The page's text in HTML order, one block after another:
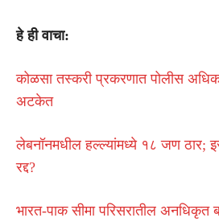
हे ही वाचा:
कोळसा तस्करी प्रकरणात पोलीस
अटकेत
लेबनॉनमधील हल्ल्यांमध्ये १८ जण ठार;
रद्द?
भारत-पाक सीमा परिसरातील अनधिकृत